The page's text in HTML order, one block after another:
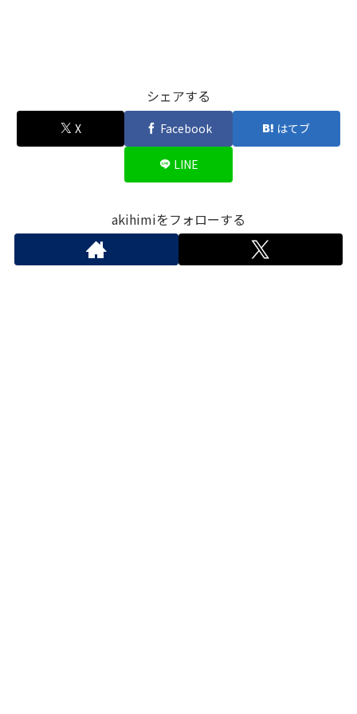
シェアする
X Facebook はてブ
LINE
akihimiをフォローする